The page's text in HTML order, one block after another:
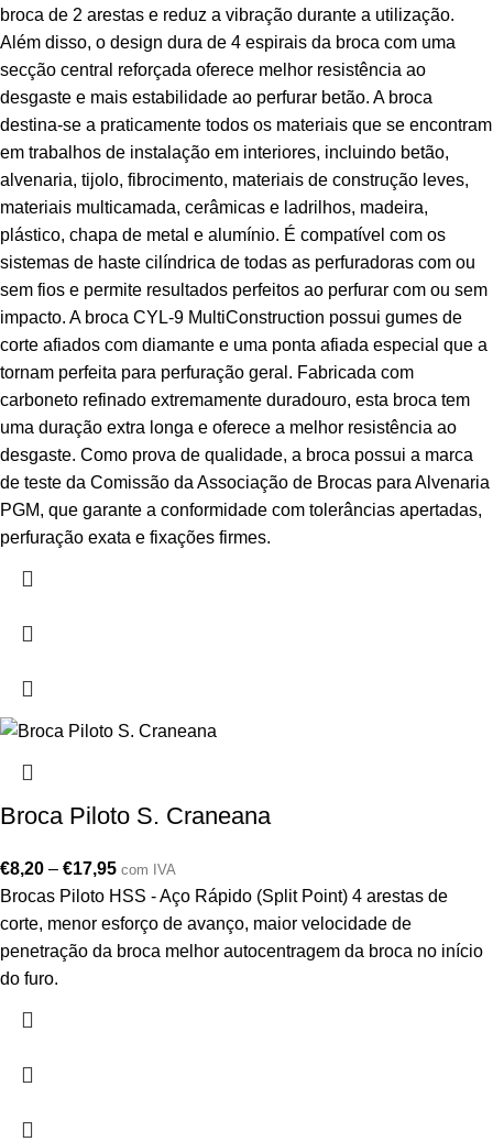
broca de 2 arestas e reduz a vibração durante a utilização.
Além disso, o design dura de 4 espirais da broca com uma
secção central reforçada oferece melhor resistência ao
desgaste e mais estabilidade ao perfurar betão. A broca
destina-se a praticamente todos os materiais que se encontram
em trabalhos de instalação em interiores, incluindo betão,
alvenaria, tijolo, fibrocimento, materiais de construção leves,
materiais multicamada, cerâmicas e ladrilhos, madeira,
plástico, chapa de metal e alumínio. É compatível com os
sistemas de haste cilíndrica de todas as perfuradoras com ou
sem fios e permite resultados perfeitos ao perfurar com ou sem
impacto. A broca CYL-9 MultiConstruction possui gumes de
corte afiados com diamante e uma ponta afiada especial que a
tornam perfeita para perfuração geral. Fabricada com
carboneto refinado extremamente duradouro, esta broca tem
uma duração extra longa e oferece a melhor resistência ao
desgaste. Como prova de qualidade, a broca possui a marca
de teste da Comissão da Associação de Brocas para Alvenaria
PGM, que garante a conformidade com tolerâncias apertadas,
perfuração exata e fixações firmes.
Broca Piloto S. Craneana
€8,20 – €17,95 com IVA
Brocas Piloto HSS - Aço Rápido (Split Point) 4 arestas de
corte, menor esforço de avanço, maior velocidade de
penetração da broca melhor autocentragem da broca no início
do furo.